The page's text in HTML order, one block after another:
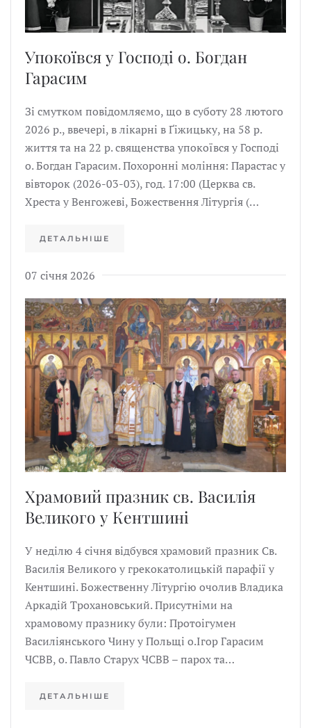
Упокоївся у Господі о. Богдан
Гарасим
Зі смутком повідомляємо, що в суботу 28 лютого
2026 р., ввечері, в лікарні в Ґіжицьку, на 58 р.
життя та на 22 р. священства упокоївся у Господі
о. Богдан Гарасим. Похоронні моління: Парастас у
вівторок (2026-03-03), год. 17:00 (Церква св.
Хреста у Венгожеві, Божествення Літургія (…
ДЕТАЛЬНІШЕ
07 січня 2026
Храмовий празник св. Василія
Великого у Кентшині
У неділю 4 січня відбувся храмовий празник Св.
Василія Великого у грекокатолицькій парафії у
Кентшині. Божественну Літургію очолив Владика
Аркадій Трохановський. Присутніми на
храмовому празнику були: Протоігумен
Василіянського Чину у Польщі о.Ігор Гарасим
ЧСВВ, о. Павло Старух ЧСВВ – парох та…
ДЕТАЛЬНІШЕ